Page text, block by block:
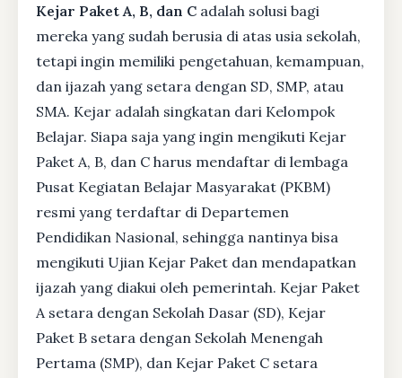
Kejar Paket A, B, dan C adalah solusi bagi
mereka yang sudah berusia di atas usia sekolah,
tetapi ingin memiliki pengetahuan, kemampuan,
dan ijazah yang setara dengan SD, SMP, atau
SMA. Kejar adalah singkatan dari Kelompok
Belajar. Siapa saja yang ingin mengikuti Kejar
Paket A, B, dan C harus mendaftar di lembaga
Pusat Kegiatan Belajar Masyarakat (PKBM)
resmi yang terdaftar di Departemen
Pendidikan Nasional, sehingga nantinya bisa
mengikuti Ujian Kejar Paket dan mendapatkan
ijazah yang diakui oleh pemerintah. Kejar Paket
A setara dengan Sekolah Dasar (SD), Kejar
Paket B setara dengan Sekolah Menengah
Pertama (SMP), dan Kejar Paket C setara